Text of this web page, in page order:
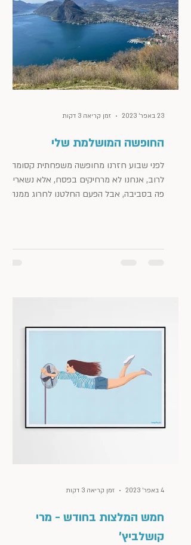
החופשה המושלמת שלי
לפני שבוע חזרנו מחופשה משפחתית קסומה.
לרוב, אנחנו לא מרחיקים בפסח, אלא נשארים
פה בסביבה, אבל הפעם החלטנו לחרוג ממנהגנו,
23 באפר׳ 2023 זמן קריאה 3 דקות
חמש המלצות בחודש - מרי
קושלביץ'
4 באפר׳ 2023 זמן קריאה 3 דקות